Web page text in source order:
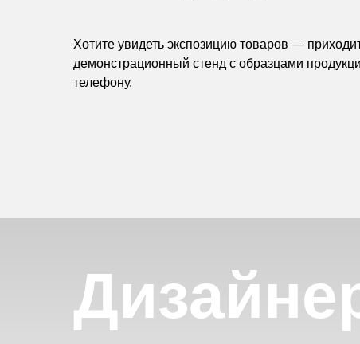
Хотите увидеть экспозицию товаров —
демонстрационный стенд с образцами
телефону.